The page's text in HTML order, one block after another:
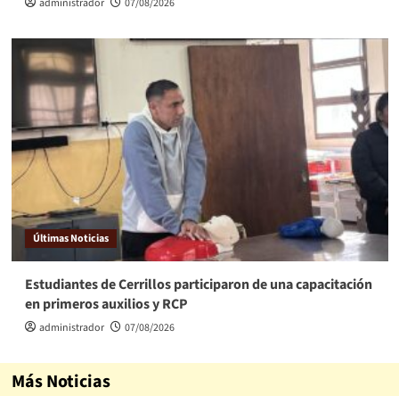
administrador 07/08/2026
Últimas Noticias
Estudiantes de Cerrillos participaron de una capacitación
en primeros auxilios y RCP
administrador 07/08/2026
Más Noticias